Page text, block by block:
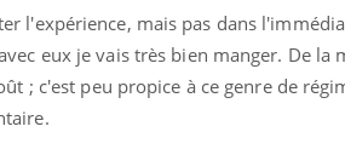
l'expérience, mais pas dans
eux je vais très bien manger. De
; c'est peu propice à ce genre de
Youtube
Insuline & Charge mentale : et si
osait en parler??Youtube
En 2026, l'insuline dans le diabète de